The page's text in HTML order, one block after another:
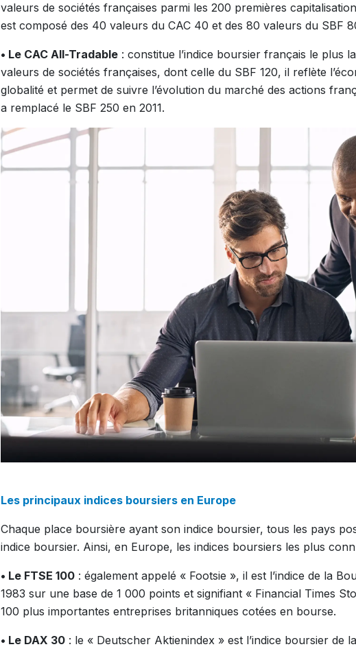
valeurs de sociétés françaises parmi les 200 premières
est composé des 40 valeurs du CAC 40 et des 80 valeurs du SBF
• Le CAC All-Tradable : constitue l’indice boursier français le plus
valeurs de sociétés françaises, dont celle du SBF 120, il reflète
globalité et permet de suivre l’évolution du marché des actions
a remplacé le SBF 250 en 2011.
Les principaux indices boursiers en Europe
Chaque place boursière ayant son indice boursier, tous les pays
indice boursier. Ainsi, en Europe, les indices boursiers les plus
• Le FTSE 100 : également appelé « Footsie », il est l’indice de la
1983 sur une base de 1 000 points et signifiant « Financial Times
100 plus importantes entreprises britanniques cotées en bourse.
• Le DAX 30 : le « Deutscher Aktienindex » est l’indice boursier de